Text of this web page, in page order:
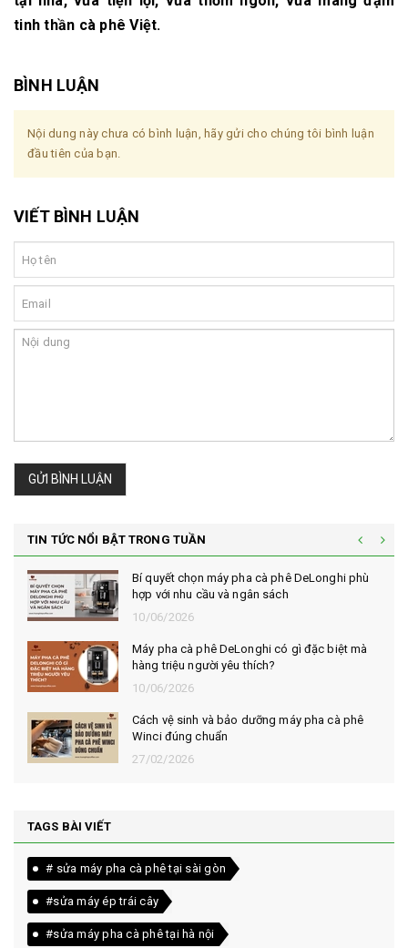
tinh thần cà phê Việt.
BÌNH LUẬN
Nội dung này chưa có bình luận, hãy gửi cho chúng tôi bình luận
đầu tiên của bạn.
VIẾT BÌNH LUẬN
GỬI BÌNH LUẬN
TIN TỨC NỔI BẬT TRONG TUẦN
Bí quyết chọn máy pha cà phê DeLonghi phù
hợp với nhu cầu và ngân sách
10/06/2026
Máy pha cà phê DeLonghi có gì đặc biệt mà
hàng triệu người yêu thích?
10/06/2026
Cách vệ sinh và bảo dưỡng máy pha cà phê
Winci đúng chuẩn
27/02/2026
TAGS BÀI VIẾT
# sửa máy pha cà phê tại sài gòn
#sửa máy ép trái cây
#sửa máy pha cà phê tại hà nội